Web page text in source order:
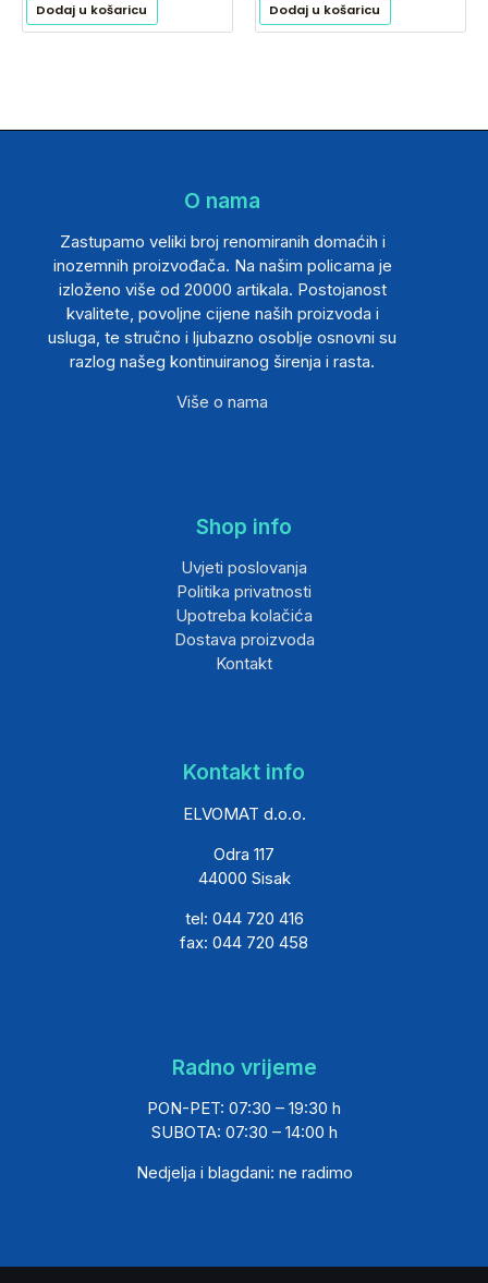
Dodaj u košaricu Dodaj u košaricu
O nama
Zastupamo veliki broj renomiranih domaćih i
inozemnih proizvođača. Na našim policama je
izloženo više od 20000 artikala. Postojanost
kvalitete, povoljne cijene naših proizvoda i
usluga, te stručno i ljubazno osoblje osnovni su
razlog našeg kontinuiranog širenja i rasta.
Više o nama
Shop info
Uvjeti poslovanja
Politika privatnosti
Upotreba kolačića
Dostava proizvoda
Kontakt
Kontakt info
ELVOMAT d.o.o.
Odra 117
44000 Sisak
tel: 044 720 416
fax: 044 720 458
Radno vrijeme
PON-PET: 07:30 – 19:30 h
SUBOTA: 07:30 – 14:00 h
Nedjelja i blagdani: ne radimo